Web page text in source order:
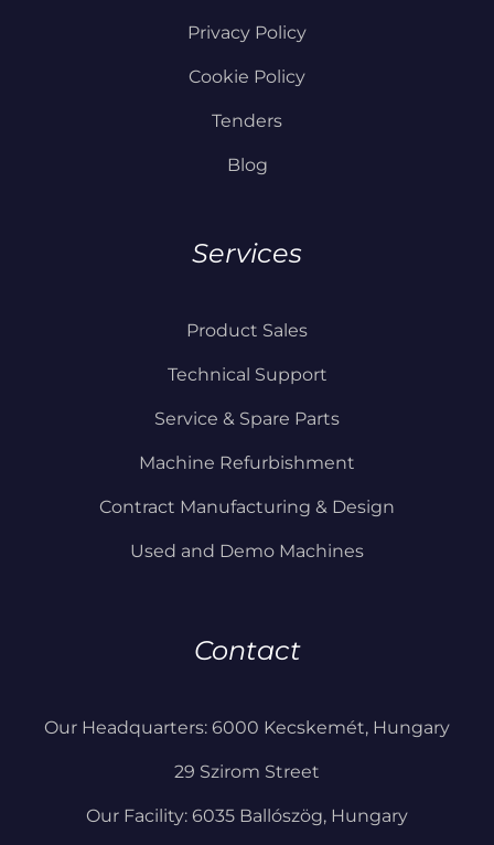
Privacy Policy
Cookie Policy
Tenders
Blog
Services
Product Sales
Technical Support
Service & Spare Parts
Machine Refurbishment
Contract Manufacturing & Design
Used and Demo Machines
Contact
Our Headquarters: 6000 Kecskemét, Hungary
29 Szirom Street
Our Facility: 6035 Ballószög, Hungary